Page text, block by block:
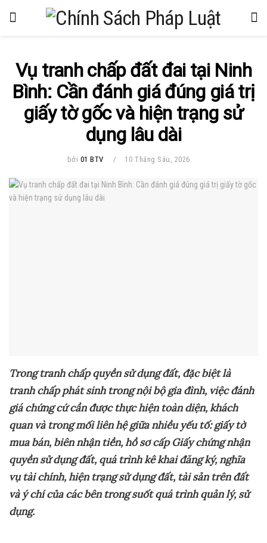
Vụ tranh chấp đất đai tại Ninh
Bình: Cần đánh giá đúng giá trị
giấy tờ gốc và hiện trạng sử
dụng lâu dài
bởi 01 BTV 10 Tháng Sáu, 2026
Trong tranh chấp quyền sử dụng đất, đặc biệt là
tranh chấp phát sinh trong nội bộ gia đình, việc đánh
giá chứng cứ cần được thực hiện toàn diện, khách
quan và trong mối liên hệ giữa nhiều yếu tố: giấy tờ
mua bán, biên nhận tiền, hồ sơ cấp Giấy chứng nhận
quyền sử dụng đất, quá trình kê khai đăng ký, nghĩa
vụ tài chính, hiện trạng sử dụng đất, tài sản trên đất
và ý chí của các bên trong suốt quá trình quản lý, sử
dụng.